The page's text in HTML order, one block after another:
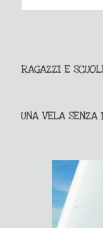
RAGAZZI E
UNA VELA SENZA